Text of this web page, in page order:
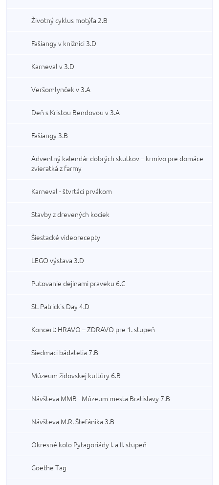
Životný cyklus motýľa 2.B
Fašiangy v knižnici 3.D
Karneval v 3.D
Veršomlynček v 3.A
Deň s Kristou Bendovou v 3.A
Fašiangy 3.B
Adventný kalendár dobrých skutkov – krmivo pre domáce
zvieratká z farmy
Karneval - štvrtáci prvákom
Stavby z drevených kociek
Šiestacké videorecepty
LEGO výstava 3.D
Putovanie dejinami praveku 6.C
St. Patrick's Day 4.D
Koncert: HRAVO – ZDRAVO pre 1. stupeň
Siedmaci bádatelia 7.B
Múzeum židovskej kultúry 6.B
Návšteva MMB - Múzeum mesta Bratislavy 7.B
Návšteva M.R. Štefánika 3.B
Okresné kolo Pytagoriády I. a II. stupeň
Goethe Tag